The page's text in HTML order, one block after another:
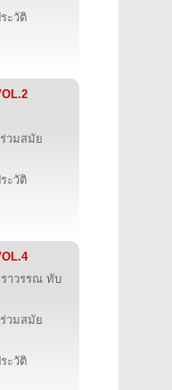
ะวัติ
วมสมัย
ะวัติ
าวรรณ ทับ
วมสมัย
ะวัติ